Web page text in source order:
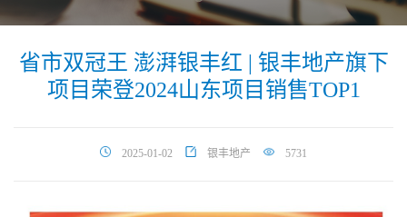
省市双冠王 澎湃银丰红 | 银丰地产旗下
项目荣登2024山东项目销售TOP1
2025-01-02 银丰地产 5731